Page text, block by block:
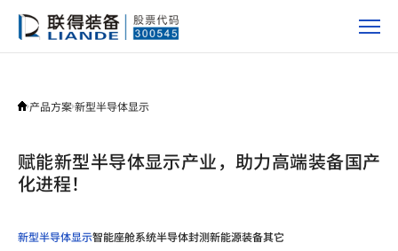
产品方案新型半导体显示
赋能新型半导体显示产业，助力高端装备国产
化进程！
新型半导体显示智能座舱系统半导体封测新能源装备其它